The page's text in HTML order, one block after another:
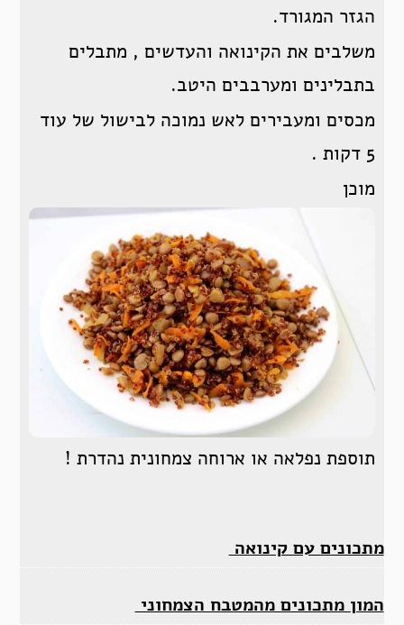
הגזר המגורד.
משלבים את הקינואה והעדשים , מתבלים
בתבלינים ומערבבים היטב.
מכסים ומעבירים לאש נמוכה לבישול של עוד
5 דקות .
מוכן
תוספת נפלאה או ארוחה צמחונית נהדרת !
מתכונים עם קינואה
המון מתכונים מהמטבח הצמחוני